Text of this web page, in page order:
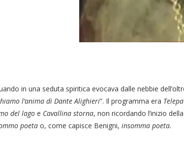
in una seduta spiritica evocava dalle nebbie
l’anima di Dante Alighieri”. Il programma era
del lago e Cavallina storna, non ricordando l’inizio
poeta o, come capisce Benigni, insomma poeta.